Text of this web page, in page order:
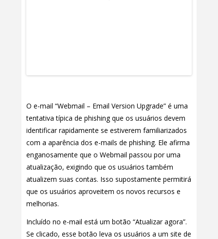
O e-mail “Webmail – Email Version Upgrade” é uma
tentativa típica de phishing que os usuários devem
identificar rapidamente se estiverem familiarizados
com a aparência dos e-mails de phishing. Ele afirma
enganosamente que o Webmail passou por uma
atualização, exigindo que os usuários também
atualizem suas contas. Isso supostamente permitirá
que os usuários aproveitem os novos recursos e
melhorias.
Incluído no e-mail está um botão “Atualizar agora”.
Se clicado, esse botão leva os usuários a um site de